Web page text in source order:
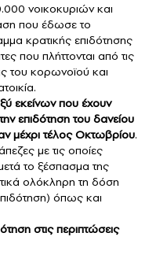
νοικοκυριών και
που έδωσε το
κρατικής επιδότησης
που πλήττονται από τις
του κορωνοϊού και
εκείνων που έχουν
επιδότηση του δανείου
μέχρι τέλος Οκτωβρίου.
με τις οποίες
το ξέσπασμα της
ολόκληρη τη δόση
όπως και
στις περιπτώσεις